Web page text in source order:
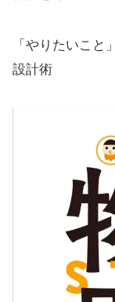
「やりたいこ
設計術